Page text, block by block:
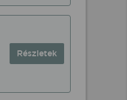
Részletek